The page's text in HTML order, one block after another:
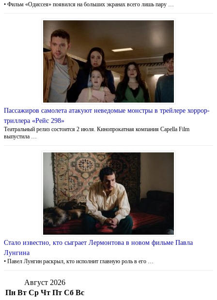
• Фильм «Одиссея» появился на больших экранах всего лишь пару …
Пассажиров самолета атакуют неведомые монстры в трейлере хоррор-
триллера «Рейс 298»
Театральный релиз состоится 2 июля. Кинопрокатная компания Capella Film
выпустила …
Стало известно, кто сыграет Лермонтова в новом фильме Павла
Лунгина
• Павел Лунгин раскрыл, кто исполнит главную роль в его …
Август 2026
Пн Вт Ср Чт Пт Сб Вс